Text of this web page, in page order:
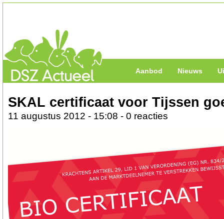
Aanbod Nieuws
SKAL certificaat voor Tijssen
11 augustus 2012 - 15:08 - 0 reacties